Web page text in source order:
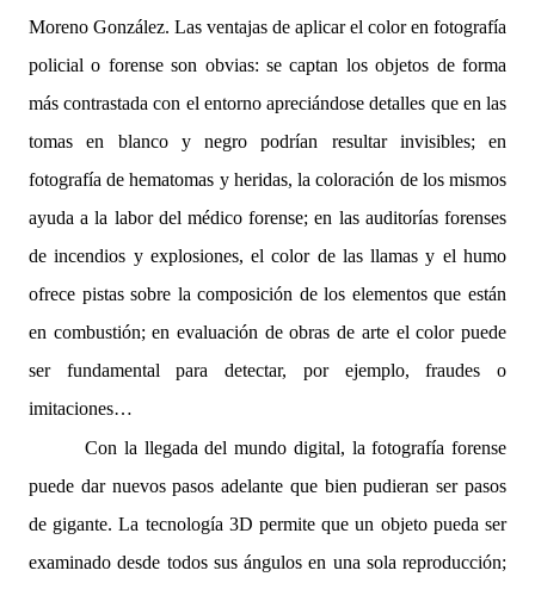
Moreno González. Las ventajas de aplicar el color en fotografía
policial o forense son obvias: se captan los objetos de forma
más contrastada con el entorno apreciándose detalles que en las
tomas en blanco y negro podrían resultar invisibles; en
fotografía de hematomas y heridas, la coloración de los mismos
ayuda a la labor del médico forense; en las auditorías forenses
de incendios y explosiones, el color de las llamas y el humo
ofrece pistas sobre la composición de los elementos que están
en combustión; en evaluación de obras de arte el color puede
ser fundamental para detectar, por ejemplo, fraudes o
imitaciones…
Con la llegada del mundo digital, la fotografía forense
puede dar nuevos pasos adelante que bien pudieran ser pasos
de gigante. La tecnología 3D permite que un objeto pueda ser
examinado desde todos sus ángulos en una sola reproducción;